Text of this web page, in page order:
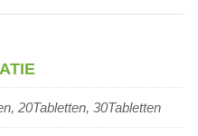
20Tabletten, 30Tabletten